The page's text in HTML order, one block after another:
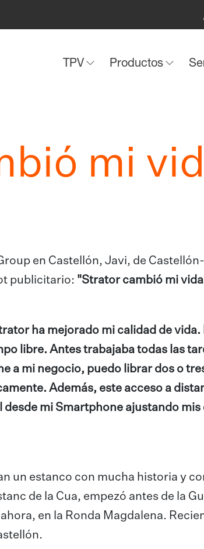
TPV Productos
mi
en Castellón, Javi, de
publicitario: "Strator cambió mi vida
ha mejorado mi calidad de vida.
libre. Antes trabajaba todas las
a mi negocio, puedo librar dos o
Además, este acceso a
mi Smartphone ajustando mis
un estanco con mucha historia y
de la Cua, empezó antes de la
en la Ronda Magdalena.